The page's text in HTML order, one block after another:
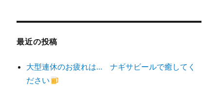
象:
最近の投稿
大型連休のお疲れは… ナギサビールで癒してく
ださい